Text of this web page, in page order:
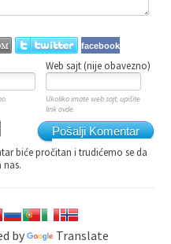
facebook
Web sajt (nije obavezno)
Ukoliko imate web sajt, upišite
link ovde.
Pošalji Komentar
biće pročitan i trudićemo se da
by Translate